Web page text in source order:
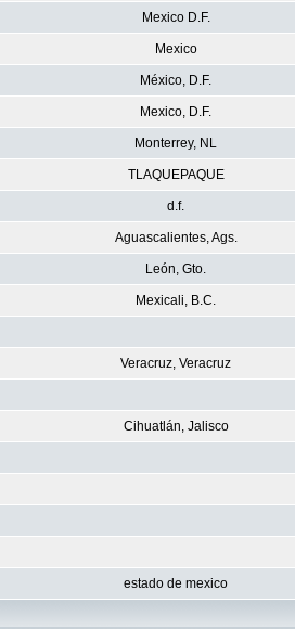
Mexico D.F.
Mexico
México, D.F.
Mexico, D.F.
Monterrey, NL
TLAQUEPAQUE
d.f.
Aguascalientes, Ags.
León, Gto.
Mexicali, B.C.
Veracruz, Veracruz
Cihuatlán, Jalisco
estado de mexico